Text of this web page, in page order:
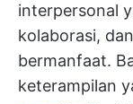
interpersonal
kolaborasi,
bermanfaat.
keterampilan